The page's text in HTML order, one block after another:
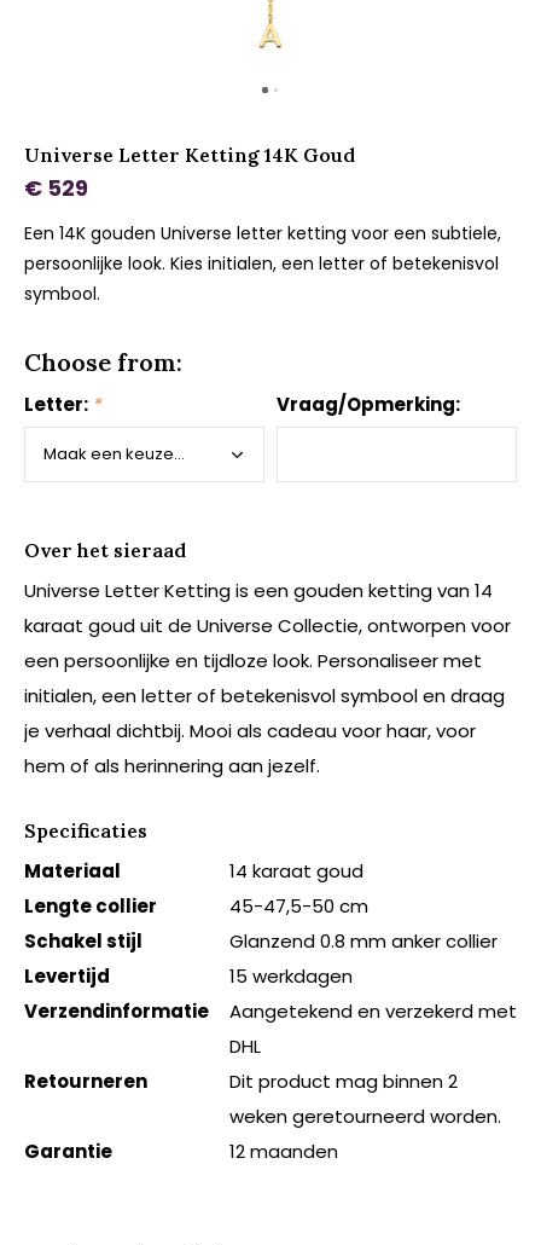
Universe Letter Ketting 14K Goud
€ 529
Een 14K gouden Universe letter ketting voor een subtiele,
persoonlijke look. Kies initialen, een letter of betekenisvol
symbool.
Choose from:
Letter: * Vraag/Opmerking:
Over het sieraad
Universe Letter Ketting is een gouden ketting van 14
karaat goud uit de Universe Collectie, ontworpen voor
een persoonlijke en tijdloze look. Personaliseer met
initialen, een letter of betekenisvol symbool en draag
je verhaal dichtbij. Mooi als cadeau voor haar, voor
hem of als herinnering aan jezelf.
Specificaties
Materiaal
14 karaat goud
Lengte collier
45-47,5-50 cm
Schakel stijl
Glanzend 0.8 mm anker collier
Levertijd
15 werkdagen
Verzendinformatie
Aangetekend en verzekerd met
DHL
Retourneren
Dit product mag binnen 2
weken geretourneerd worden.
Garantie
12 maanden